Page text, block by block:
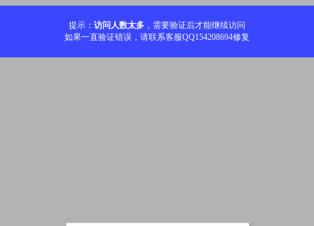
提示： 访问人数太多 ，需要验证后才能继续访问
如果一直验证错误，请联系客服QQ154208694修复